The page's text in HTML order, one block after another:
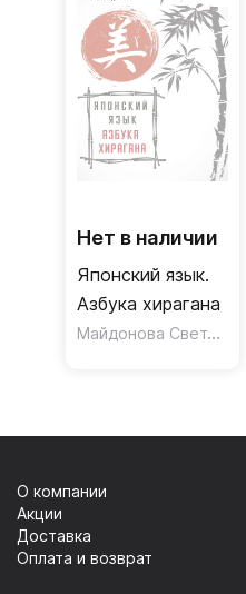
Нет в наличии
Японский язык.
Азбука хирагана
Майдонова Светлана Вячеславовна
О компании
Акции
Доставка
Оплата и возврат